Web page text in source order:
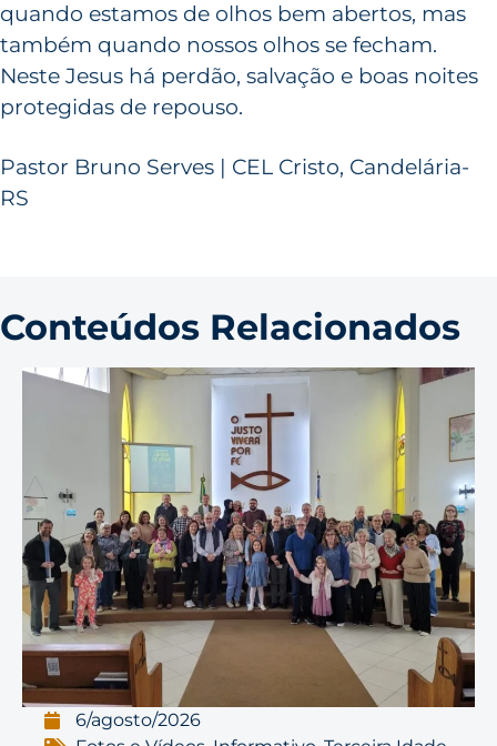
quando estamos de olhos bem abertos, mas
também quando nossos olhos se fecham.
Neste Jesus há perdão, salvação e boas noites
protegidas de repouso.
Pastor Bruno Serves | CEL Cristo, Candelária-
RS
Conteúdos Relacionados
6/agosto/2026